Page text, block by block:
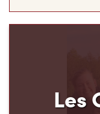
Les